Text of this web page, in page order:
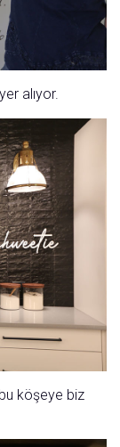
alıyor.
köşeye biz